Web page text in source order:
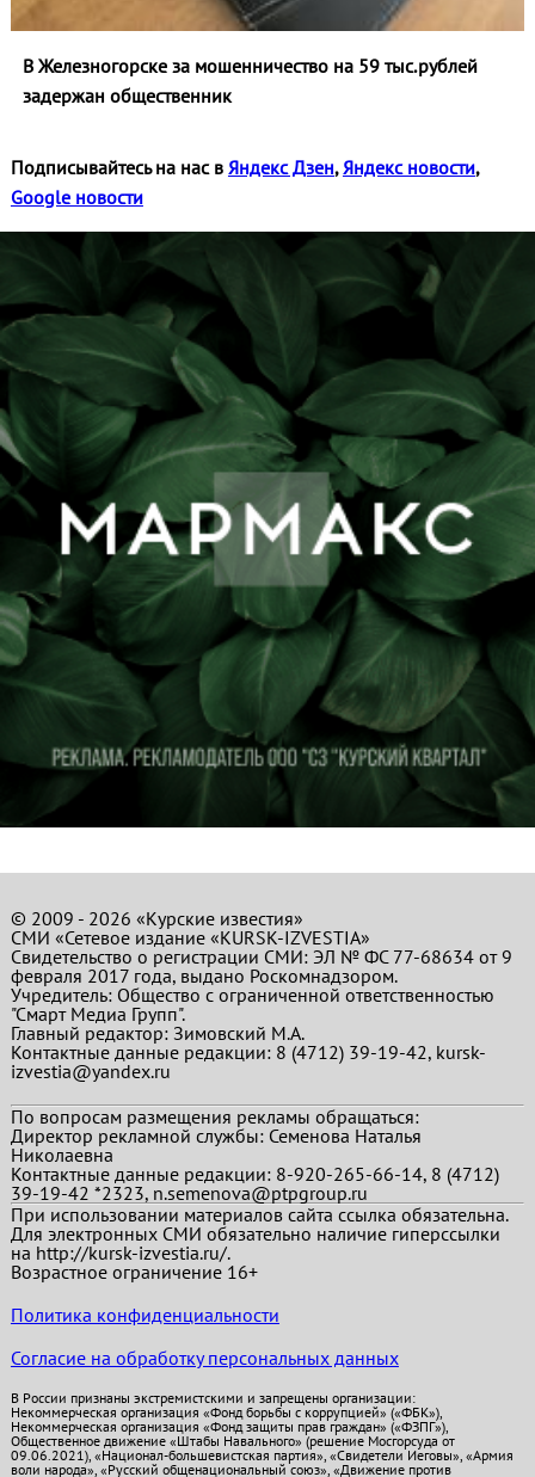
В Железногорске за мошенничество на 59 тыс.рублей
задержан общественник
Подписывайтесь на нас в Яндекс Дзен, Яндекс новости,
Google новости
© 2009 - 2026 «Курские известия»
СМИ «Сетевое издание «KURSK-IZVESTIA»
Свидетельство о регистрации СМИ: ЭЛ № ФС 77-68634 от 9
февраля 2017 года, выдано Роскомнадзором.
Учредитель: Общество с ограниченной ответственностью
"Смарт Медиа Групп".
Главный редактор:Зимовский М.А.
Контактные данные редакции: 8 (4712) 39-19-42, kursk-
izvestia@yandex.ru
По вопросам размещения рекламы обращаться:
Директор рекламной службы: Семенова Наталья
Николаевна
Контактные данные редакции: 8-920-265-66-14, 8 (4712)
39-19-42 *2323, n.semenova@ptpgroup.ru
При использовании материалов сайта ссылка обязательна.
Для электронных СМИ обязательно наличие гиперссылки
на http://kursk-izvestia.ru/.
Возрастное ограничение 16+
Политика конфиденциальности
Согласие на обработку персональных данных
В России признаны экстремистскими и запрещены организации:
Некоммерческая организация «Фонд борьбы с коррупцией» («ФБК»),
Некоммерческая организация «Фонд защиты прав граждан» («ФЗПГ»),
Общественное движение «Штабы Навального» (решение Мосгорсуда от
09.06.2021), «Национал-большевистская партия», «Свидетели Иеговы», «Армия
воли народа», «Русский общенациональный союз», «Движение против